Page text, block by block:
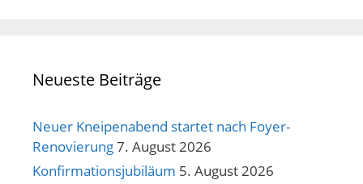
Neueste Beiträge
Neuer Kneipenabend startet nach Foyer-
Renovierung7. August 2026
Konfirmationsjubiläum 5. August 2026